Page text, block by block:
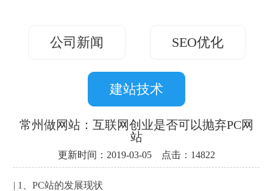
公司新闻 SEO优化
建站技术
常州做网站：互联网创业是否可以抛弃PC网
站
更新时间：2019-03-05 点击：14822
| 1、PC站的发展现状